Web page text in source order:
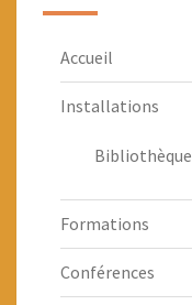
Accueil
Installations
Bibliothèque
Formations
Conférences